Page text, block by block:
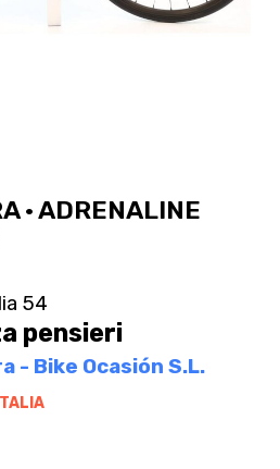
· ADRENALINE
54
pensieri
- Bike Ocasión S.L.